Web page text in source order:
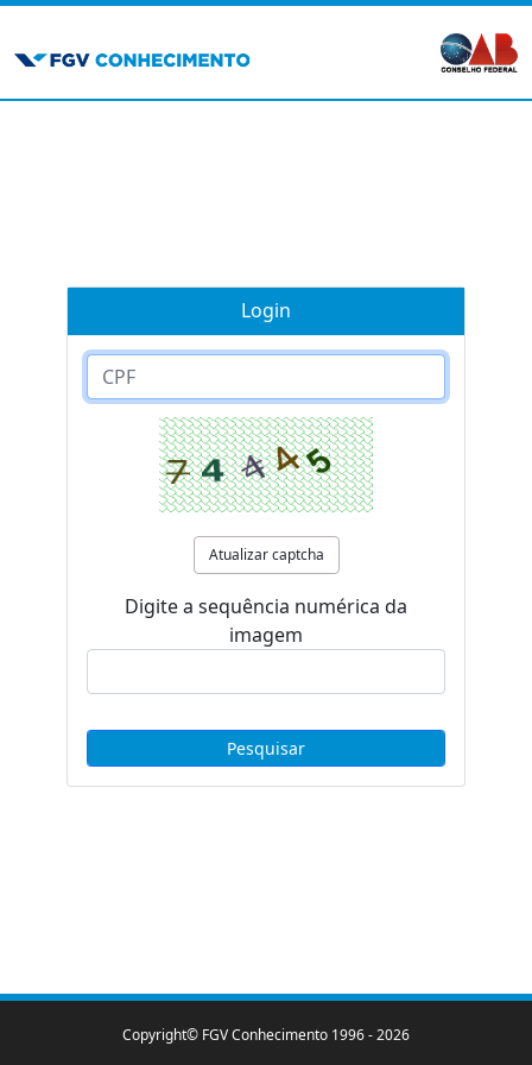
Login
Atualizar captcha
Digite a sequência numérica da
imagem
Copyright© FGV Conhecimento 1996 -2026